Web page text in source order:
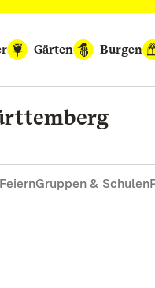
Gärten Burgen
Gruppen & Schulen